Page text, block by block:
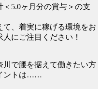
＜5.0ヶ月分の賞与＞の支
て、着実に稼げる環境をお
にご注目ください！
川で腰を据えて働きたい方
ントは……